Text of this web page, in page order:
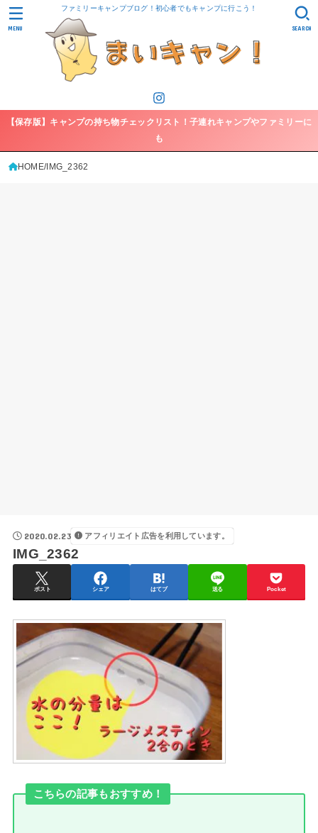
ファミリーキャンプブログ！初心者でもキャンプに行こう！
SEARCH
MENU
【保存版】キャンプの持ち物チェックリスト！子連れキャンプやファミリーに
も
HOME IMG_2362
2020.02.23 アフィリエイト広告を利用しています。
IMG_2362
ポスト シェア はてブ 送る Pocket
こちらの記事もおすすめ！